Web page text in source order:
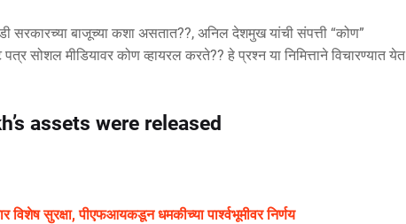
सरकारच्या बाजूच्या कशा असतात??, अनिल देशमुख यांची संपत्ती “कोण”
पत्र सोशल मीडियावर कोण व्हायरल करते?? हे प्रश्न या निमित्ताने विचारण्यात येत
assets were released
विशेष सुरक्षा, पीएफआयकडून धमकीच्या पार्श्वभूमीवर निर्णय